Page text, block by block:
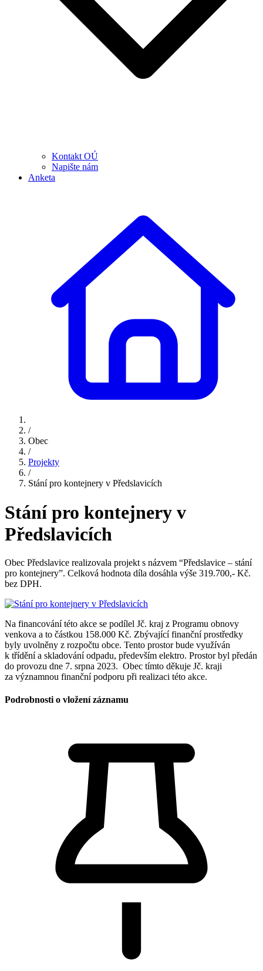
Kontakt OÚ
Napište nám
Anketa
/
Obec
/
Projekty
/
Stání pro kontejnery v Předslavicích
Stání pro kontejnery v
Předslavicích
Obec Předslavice realizovala projekt s názvem “Předslavice – stání
pro kontejnery”. Celková hodnota díla dosáhla výše 319.700,- Kč.
bez DPH.
Na financování této akce se podílel Jč. kraj z Programu obnovy
venkova a to částkou 158.000 Kč. Zbývající finanční prostředky
byly uvolněny z rozpočtu obce. Tento prostor bude využíván
k třídění a skladování odpadu, především elektro. Prostor byl předán
do provozu dne 7. srpna 2023. Obec tímto děkuje Jč. kraji
za významnou finanční podporu při realizaci této akce.
Podrobnosti o vložení záznamu